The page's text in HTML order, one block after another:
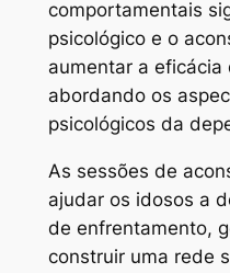
comportamentais
psicológico e o
aumentar a eficácia
abordando os
psicológicos da
As sessões de
ajudar os idosos a
de enfrentamento,
construir uma rede